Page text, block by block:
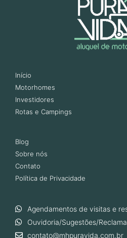
Início
Motorhomes
Investidores
Rotas e Campings
Blog
Sobre nós
Contato
Política de Privacidade
Agendamentos de visitas e
Ouvidoria/Sugestões/
contato@mhpuravida.com.br